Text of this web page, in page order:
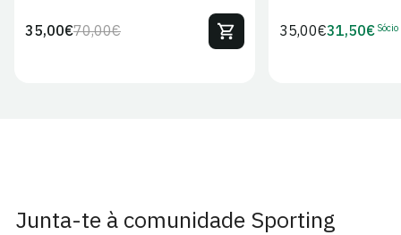
Preço
70,00€Preço
35,00€
Preço
35,00€Preço
31,50€ Sócio
Junta-te à comunidade Sporting